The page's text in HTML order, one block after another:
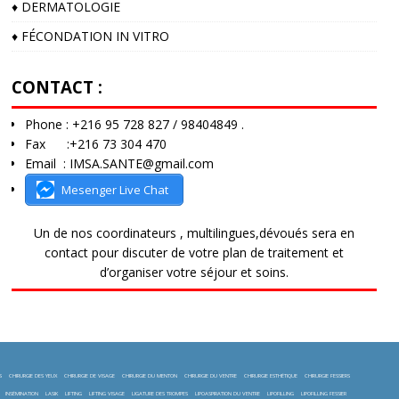
♦️ DERMATOLOGIE
♦️ FÉCONDATION IN VITRO
CONTACT :
Phone : +216 95 728 827 / 98404849 .
Fax :+216 73 304 470
Email : IMSA.SANTE@gmail.com
Mesenger Live Chat
Un de nos coordinateurs , multilingues,dévoués sera en
contact pour discuter de votre plan de traitement et
d’organiser votre séjour et soins.
CHIRURGIE DES YEUX CHIRURGIE DE VISAGE CHIRURGIE DU MENTON CHIRURGIE DU VENTRE CHIRURGIE ESTHÉTIQUE CHIRURGIE FESSIERS
INSÉMINATION LASIK LIFTING LIFTING VISAGE LIGATURE DES TROMPES LIPOASPIRATION DU VENTRE LIPOFILLING LIPOFILLING FESSIER